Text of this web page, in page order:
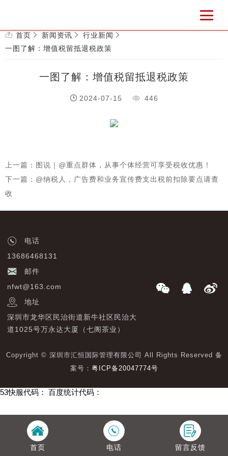
首页 新闻资讯
行业新闻
一图了解：增值税留抵退税政策
一图了解：增值税留抵退税政策
2024-07-15 446
上一篇：图说｜@重点群体，从事个体经营可享受税收优惠！
下一篇：@纳税人，广告费和业务宣传费支出税前扣除要点请查
收
电话
13686468131
邮件
nfwt@163.com
地址
深圳市龙华区民治街道新牛社区民治大
道1025号万永达大厦（七阁茶业）
Copyright © 深圳市汇恒国际管理有限公司 All Rights Reserved 备
案号： 粤ICP备20047774号
首页 电话 留言反馈
53快服代码： 百度统计代码：